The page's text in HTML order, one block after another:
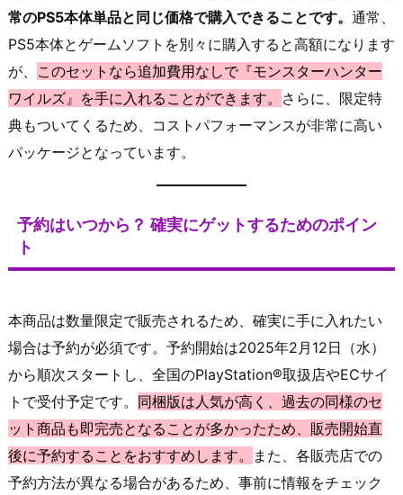
常のPS5本体単品と同じ価格で購入できることです。 通常、
PS5本体とゲームソフトを別々に購入すると高額になります
が、 このセットなら追加費用なしで『モンスターハンター
ワイルズ』を手に入れることができます。 さらに、限定特
典もついてくるため、コストパフォーマンスが非常に高い
パッケージとなっています。
予約はいつから？ 確実にゲットするためのポイン
ト
本商品は数量限定で販売されるため、確実に手に入れたい
場合は予約が必須です。予約開始は2025年2月12日（水）
から順次スタートし、全国のPlayStation®取扱店やECサイ
トで受付予定です。 同梱版は人気が高く、過去の同様のセ
ット商品も即完売となることが多かったため、販売開始直
後に予約することをおすすめします。
また、各販売店での
予約方法が異なる場合があるため、事前に情報をチェック